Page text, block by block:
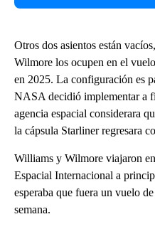
Otros dos asientos están
Wilmore los ocupen en el
en 2025. La configuración es
NASA decidió implementar a
agencia espacial considerara
la cápsula Starliner regresara
Williams y Wilmore viajaron
Espacial Internacional a
esperaba que fuera un vuelo
semana.